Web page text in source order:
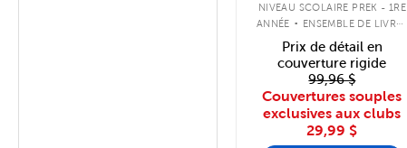
NIVEAU SCOLAIRE PREK - 1RE
ANNÉE . ENSEMBLE DE LIVRES
À COUVERTURE SOUPLE
Prix de détail en
couverture rigide
99,96 $
Couvertures souples
exclusives aux clubs
29,99 $